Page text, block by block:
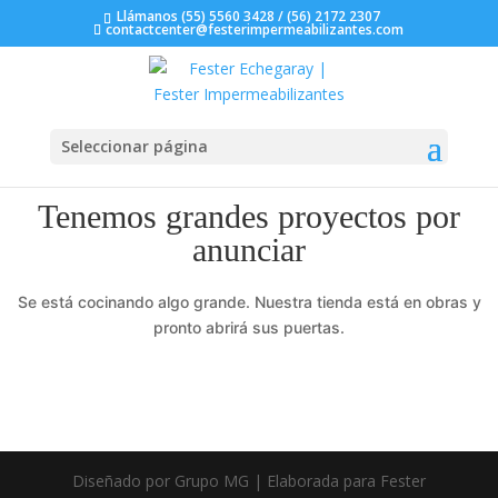
Llámanos (55) 5560 3428 / (56) 2172 2307
contactcenter@festerimpermeabilizantes.com
Seleccionar página
Tenemos grandes proyectos por
anunciar
Se está cocinando algo grande. Nuestra tienda está en obras y
pronto abrirá sus puertas.
Diseñado por Grupo MG | Elaborada para Fester